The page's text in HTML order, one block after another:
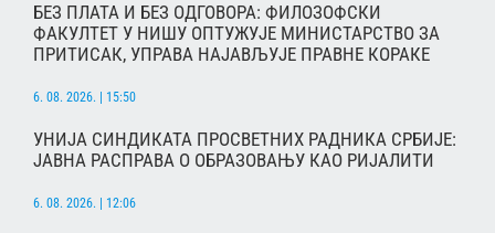
БЕЗ ПЛАТА И БЕЗ ОДГОВОРА: ФИЛОЗОФСКИ
ФАКУЛТЕТ У НИШУ ОПТУЖУЈЕ МИНИСТАРСТВО ЗА
ПРИТИСАК, УПРАВА НАЈАВЉУЈЕ ПРАВНЕ КОРАКЕ
6. 08. 2026. | 15:50
УНИЈА СИНДИКАТА ПРОСВЕТНИХ РАДНИКА СРБИЈЕ:
ЈАВНА РАСПРАВА О ОБРАЗОВАЊУ КАО РИЈАЛИТИ
6. 08. 2026. | 12:06